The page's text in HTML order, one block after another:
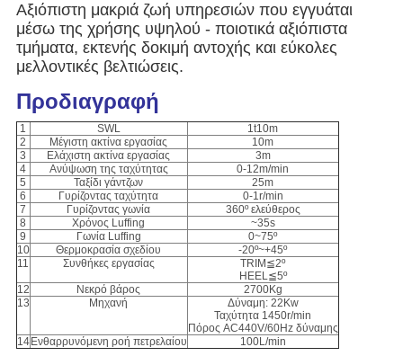
Αξιόπιστη μακριά ζωή υπηρεσιών που εγγυάται
μέσω της χρήσης υψηλού - ποιοτικά αξιόπιστα
τμήματα, εκτενής δοκιμή αντοχής και εύκολες
μελλοντικές βελτιώσεις.
Προδιαγραφή
1 SWL
1t10m
2
Μέγιστη ακτίνα εργασίας
10m
3
Ελάχιστη ακτίνα εργασίας
3m
4
Ανύψωση της ταχύτητας
0-12m/min
5
Ταξίδι γάντζων
25m
6
Γυρίζοντας ταχύτητα
0-1r/min
7
Γυρίζοντας γωνία
360º ελεύθερος
8
Χρόνος Luffing
~35s
9
Γωνία Luffing
0~75º
10
Θερμοκρασία σχεδίου
-20º~+45º
11
Συνθήκες εργασίας
TRIM≦2º
HEEL≦5º
12
Νεκρό βάρος
2700Kg
13
Μηχανή
Δύναμη: 22Kw
Ταχύτητα 1450r/min
Πόρος AC440V/60Hz δύναμης
14 Ενθαρρυνόμενη ροή πετρελαίου 100L/min